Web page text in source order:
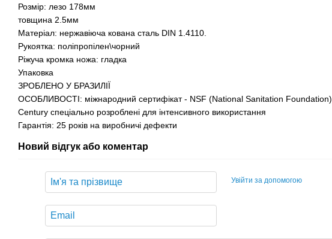
Розмір: лезо 178мм
товщина 2.5мм
Матеріал: нержавіюча кована сталь DIN 1.4110.
Рукоятка: поліпропілен\чорний
Ріжуча кромка ножа: гладка
Упаковка
ЗРОБЛЕНО У БРАЗИЛІЇ
ОСОБЛИВОСТІ: міжнародний сертифікат - NSF (National Sanitation Foundation).
Century спеціально розроблені для інтенсивного використання
Гарантія: 25 років на виробничі дефекти
Новий відгук або коментар
Увійти за допомогою